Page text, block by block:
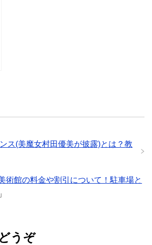
ス(美魔女村田優美が披露)とは？教
術館の料金や割引について！駐車場と
」
うぞ